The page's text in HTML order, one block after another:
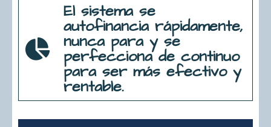
El sistema se
autofinancia rápidamente,
nunca para y se
perfecciona de continuo
para ser más efectivo y
rentable.